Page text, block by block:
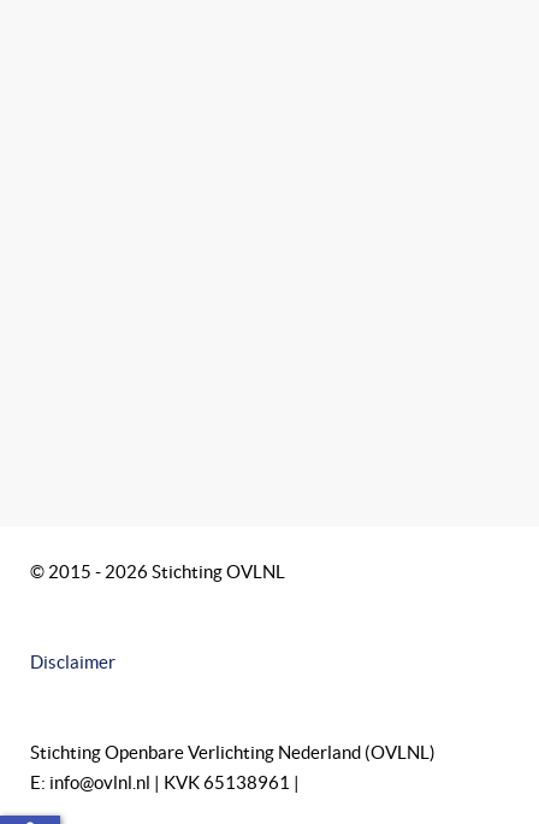
© 2015 - 2026 Stichting OVLNL
Disclaimer
Stichting Openbare Verlichting Nederland (OVLNL)
E: info@ovlnl.nl | KVK 65138961 |